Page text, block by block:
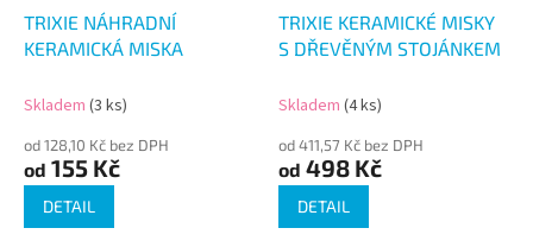
TRIXIE NÁHRADNÍ
KERAMICKÁ MISKA
Skladem (3 ks)
od 128,10 Kč bez DPH
od 155 Kč
DETAIL
TRIXIE KERAMICKÉ MISKY
S DŘEVĚNÝM STOJÁNKEM
Skladem (4 ks)
od 411,57 Kč bez DPH
od 498 Kč
DETAIL